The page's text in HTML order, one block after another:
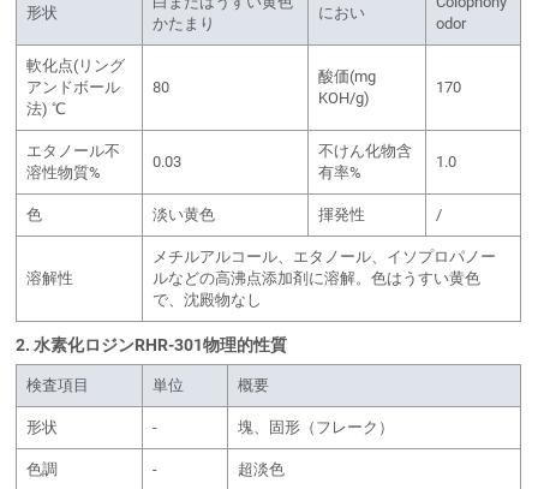
形状
かたまり
におい
odor
軟化点(リング
アンドボール
法) ℃
80
酸価(mg
KOH/g)
170
エタノール不
溶性物質%
0.03
不けん化物含
有率%
1.0
色 淡い黄色 揮発性 /
溶解性
メチルアルコール、エタノール、イソプロパノー
ルなどの高沸点添加剤に溶解。色はうすい黄色
で、沈殿物なし
2. 水素化ロジンRHR-301物理的性質
検査項目 単位 概要
形状 - 塊、固形（フレーク）
色調 - 超淡色